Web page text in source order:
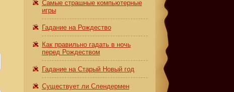
Самые страшные компьютерные
игры
Гадание на Рождество
Как правильно гадать в ночь
перед Рождеством
Гадание на Старый Новый год
Существует ли Слендермен